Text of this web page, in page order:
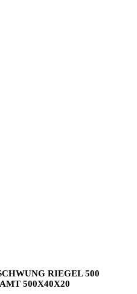
RIEGEL 500
500X40X20